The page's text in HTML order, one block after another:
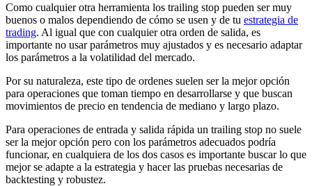
Como cualquier otra herramienta los trailing stop pueden ser muy
buenos o malos dependiendo de cómo se usen y de tu estrategia de
trading. Al igual que con cualquier otra orden de salida, es
importante no usar parámetros muy ajustados y es necesario adaptar
los parámetros a la volatilidad del mercado.
Por su naturaleza, este tipo de ordenes suelen ser la mejor opción
para operaciones que toman tiempo en desarrollarse y que buscan
movimientos de precio en tendencia de mediano y largo plazo.
Para operaciones de entrada y salida rápida un trailing stop no suele
ser la mejor opción pero con los parámetros adecuados podría
funcionar, en cualquiera de los dos casos es importante buscar lo que
mejor se adapte a la estrategia y hacer las pruebas necesarias de
backtesting y robustez.